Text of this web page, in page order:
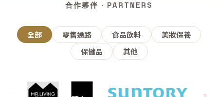
合作夥伴 · PARTNERS
全部 零售通路 食品飲料
美妝保養
保健品
其他